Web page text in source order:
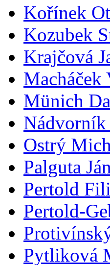
Kořínek
Kozubek
Krajčová
Macháček
Münich
Nádvorník
Ostrý
Palguta Ján
Pertold
Pertold-
Pytliková